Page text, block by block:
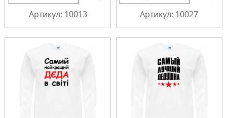
Артикул: 10013 Артикул: 10027